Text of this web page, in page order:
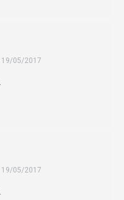
19/05/2017
19/05/2017